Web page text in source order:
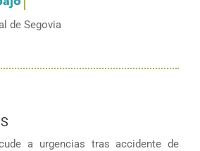
de Segovia
a urgencias tras accidente de